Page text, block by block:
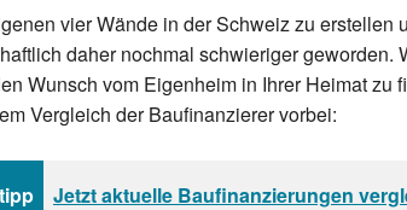
vier Wände in der Schweiz zu erstellen
daher nochmal schwieriger geworden.
Wunsch vom Eigenheim in Ihrer Heimat zu
Vergleich der Baufinanzierer vorbei:
Jetzt aktuelle Baufinanzierungen